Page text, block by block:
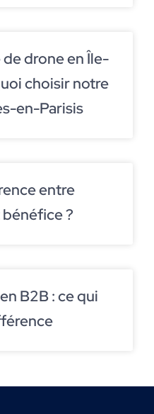
drone en Île-
choisir notre
en-Parisis
entre
?
B2B : ce qui